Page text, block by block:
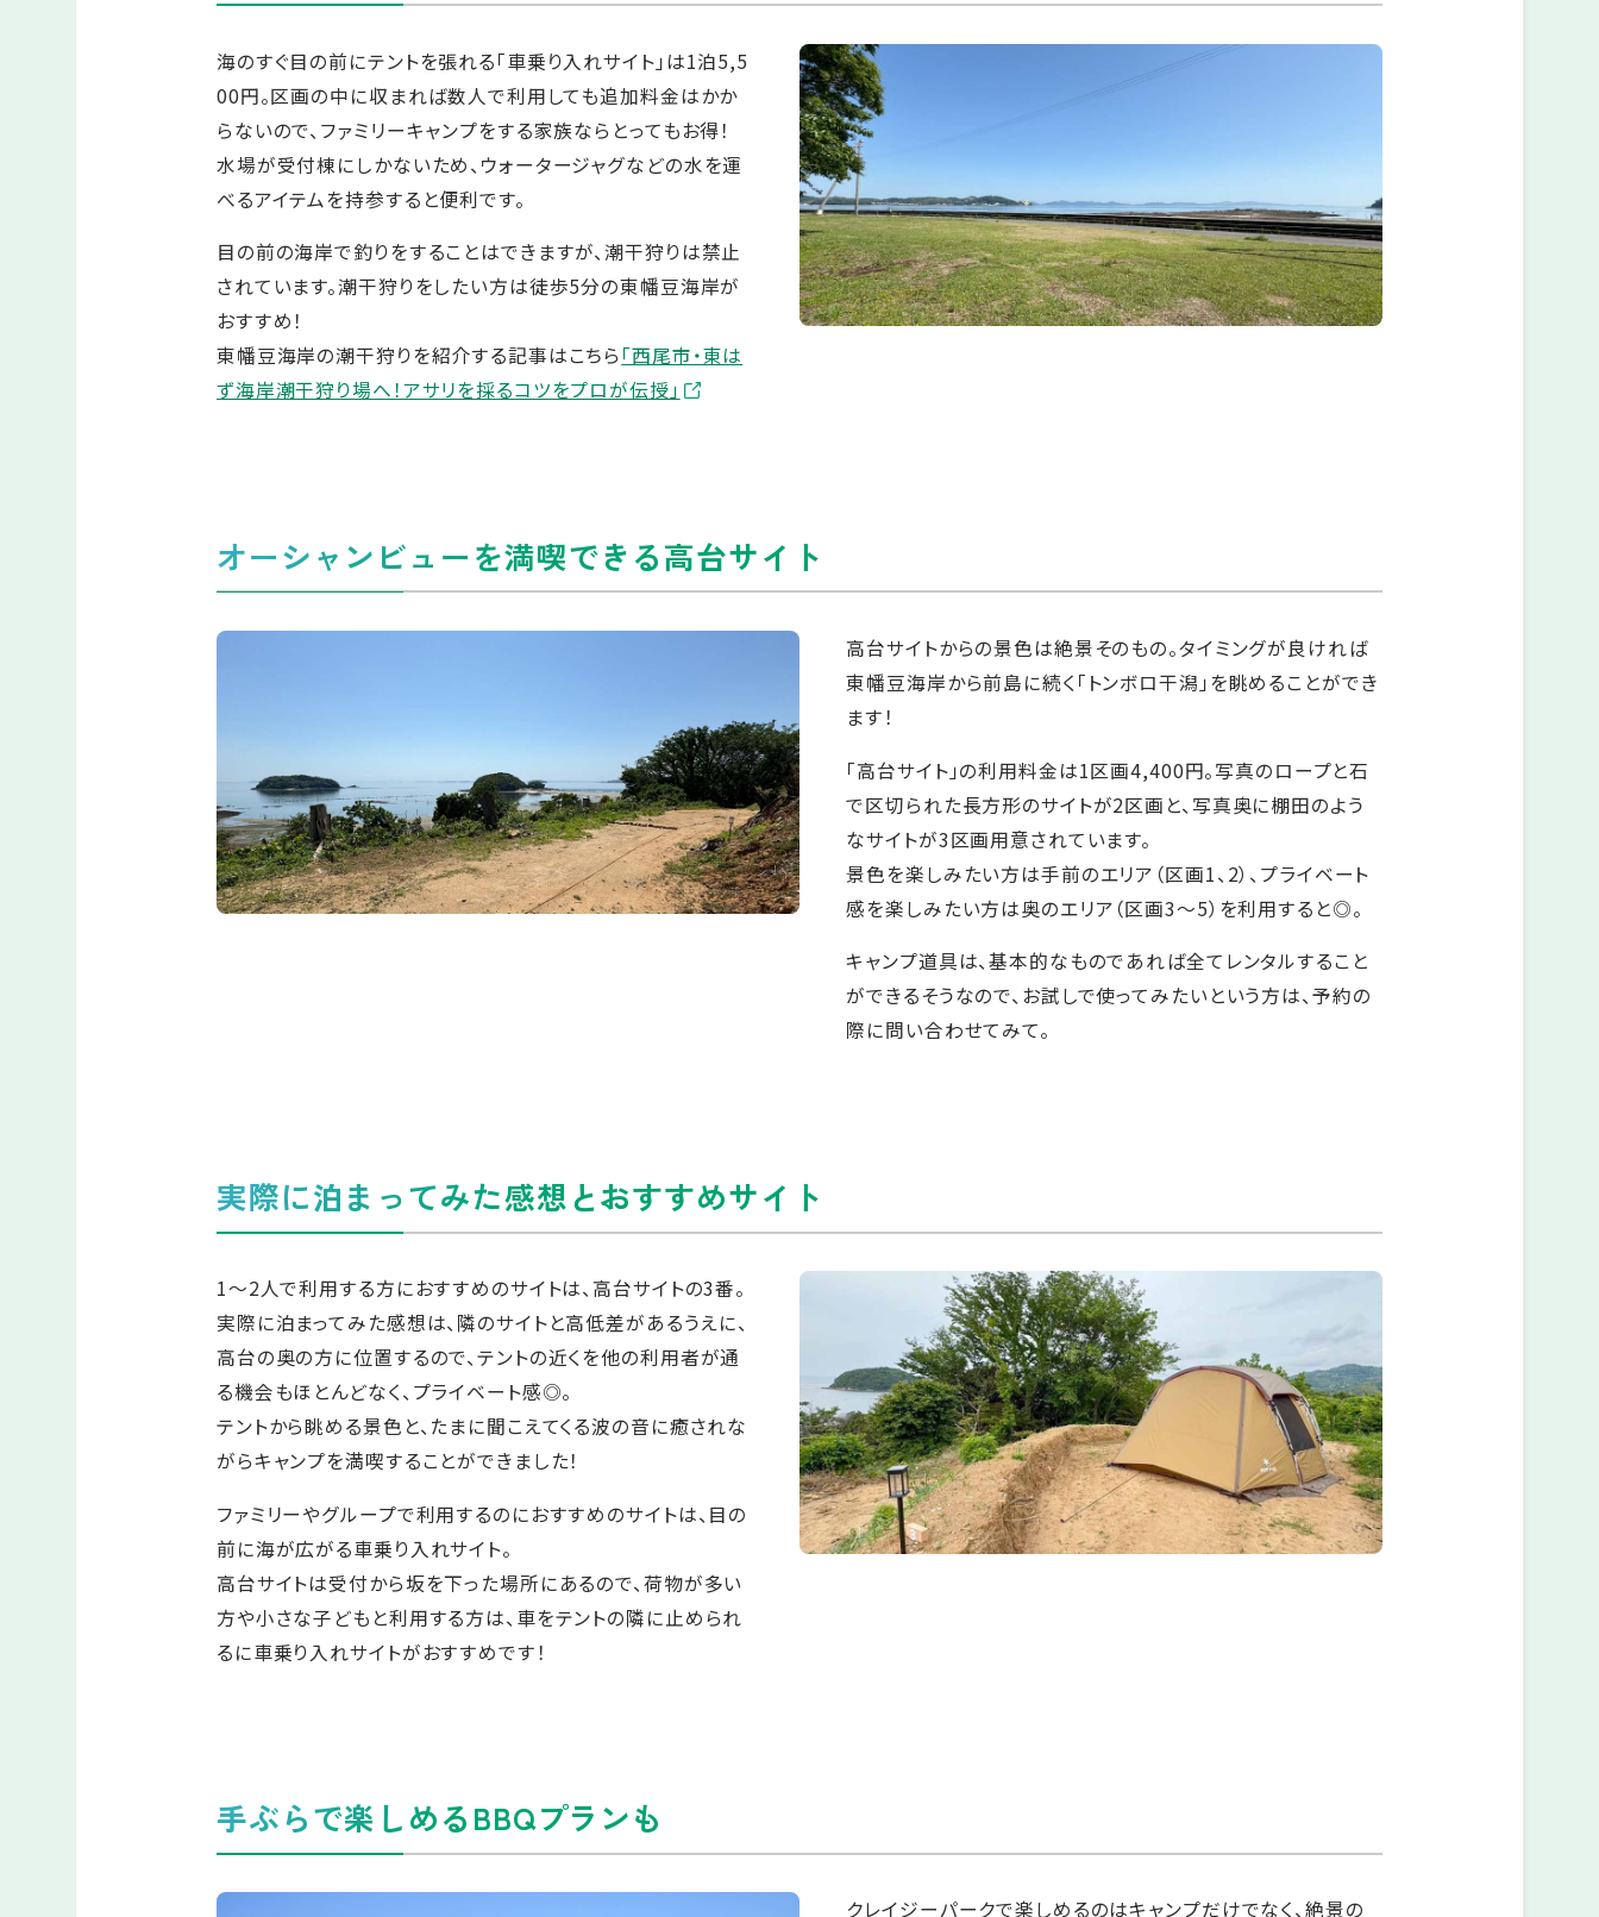
海のすぐ目の前にテントを張れる「車乗り入れサイト」は1泊5,5
00円。区画の中に収まれば数人で利用しても追加料金はかか
らないので、ファミリーキャンプをする家族ならとってもお得！
水場が受付棟にしかないため、ウォータージャグなどの水を運
べるアイテムを持参すると便利です。
目の前の海岸で釣りをすることはできますが、潮干狩りは禁止
されています。潮干狩りをしたい方は徒歩5分の東幡豆海岸が
おすすめ！
東幡豆海岸の潮干狩りを紹介する記事はこちら「西尾市・東は
ず海岸潮干狩り場へ！アサリを採るコツをプロが伝授」
オーシャンビューを満喫できる高台サイト
高台サイトからの景色は絶景そのもの。タイミングが良ければ
東幡豆海岸から前島に続く「トンボロ干潟」を眺めることができ
ます！
「高台サイト」の利用料金は1区画4,400円。写真のロープと石
で区切られた長方形のサイトが2区画と、写真奥に棚田のよう
なサイトが3区画用意されています。
景色を楽しみたい方は手前のエリア（区画1、2）、プライベート
感を楽しみたい方は奥のエリア（区画3～5）を利用すると◎。
キャンプ道具は、基本的なものであれば全てレンタルすること
ができるそうなので、お試しで使ってみたいという方は、予約の
際に問い合わせてみて。
実際に泊まってみた感想とおすすめサイト
1～2人で利用する方におすすめのサイトは、高台サイトの3番。
実際に泊まってみた感想は、隣のサイトと高低差があるうえに、
高台の奥の方に位置するので、テントの近くを他の利用者が通
る機会もほとんどなく、プライベート感◎。
テントから眺める景色と、たまに聞こえてくる波の音に癒されな
がらキャンプを満喫することができました！
ファミリーやグループで利用するのにおすすめのサイトは、目の
前に海が広がる車乗り入れサイト。
高台サイトは受付から坂を下った場所にあるので、荷物が多い
方や小さな子どもと利用する方は、車をテントの隣に止められ
るに車乗り入れサイトがおすすめです！
手ぶらで楽しめるBBQプランも
クレイジーパークで楽しめるのはキャンプだけでなく、絶景の